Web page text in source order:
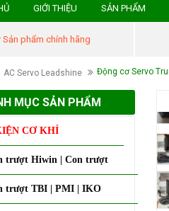
GIỚI THIỆU SẢN PHẨM
Sản phẩm chính hãng
AC Servo Leadshine Động cơ Servo
MỤC SẢN PHẨM
CƠ KHÍ
trượt Hiwin | Con trượt
trượt TBI | PMI | IKO